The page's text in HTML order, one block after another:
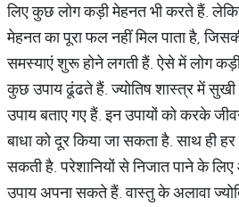
लिए कुछ लोग कड़ी मेहनत भी करते हैं.
मेहनत का पूरा फल नहीं मिल पाता है,
समस्याएं शुरू होने लगती हैं. ऐसे में लोग
कुछ उपाय ढूंढते हैं. ज्योतिष शास्त्र में
उपाय बताए गए हैं. इन उपायों को करके
बाधा को दूर किया जा सकता है. साथ ही
सकती है. परेशानियों से निजात पाने के
उपाय अपना सकते हैं. वास्तु के अलावा